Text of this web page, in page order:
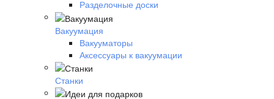
Разделочные доски
Вакуумация
Вакууматоры
Аксессуары к вакуумации
Станки